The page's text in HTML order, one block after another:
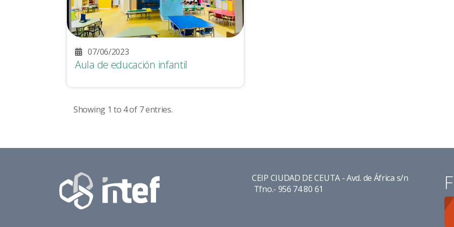
07/06/2023
Aula de educación infantil
Showing 1 to 4 of 7 entries.
CEIP CIUDAD DE CEUTA - Avd. de África s/n
Tfno.- 956 74 80 61